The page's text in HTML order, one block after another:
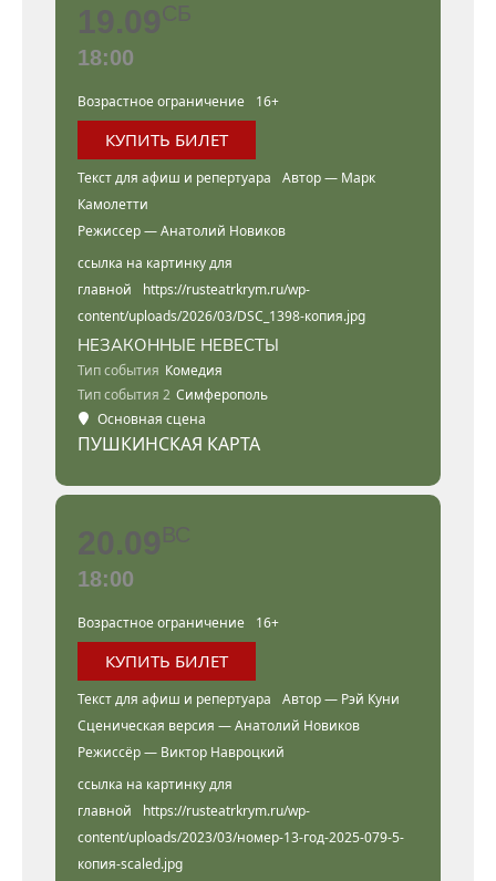
19.09СБ
18:00
Возрастное ограничение 16+
КУПИТЬ БИЛЕТ
Текст для афиш и репертуара
Автор — Марк
Камолетти
Режиссер — Анатолий Новиков
ссылка на картинку для
главной
https://rusteatrkrym.ru/wp-
content/uploads/2026/03/DSC_1398-копия.jpg
НЕЗАКОННЫЕ НЕВЕСТЫ
Тип события Комедия
Тип события 2 Симферополь
Основная сцена
ПУШКИНСКАЯ КАРТА
20.09ВС
18:00
Возрастное ограничение 16+
КУПИТЬ БИЛЕТ
Текст для афиш и репертуара
Автор — Рэй Куни
Сценическая версия — Анатолий Новиков
Режиссёр — Виктор Навроцкий
ссылка на картинку для
главной
https://rusteatrkrym.ru/wp-
content/uploads/2023/03/номер-13-год-2025-079-5-
копия-scaled.jpg